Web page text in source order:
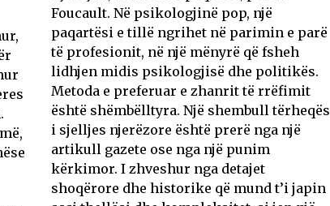
Foucault. Në psikologjinë pop, një
paqartësi e tillë ngrihet në parimin e parë
të profesionit, në një mënyrë që fsheh
lidhjen midis psikologjisë dhe politikës.
Metoda e preferuar e zhanrit të rrëfimit
është shëmbëlltyra. Një shembull tërheqës
i sjelljes njerëzore është prerë nga një
artikull gazete ose nga një punim
kërkimor. I zhveshur nga detajet
shoqërore dhe historike që mund t’i japin